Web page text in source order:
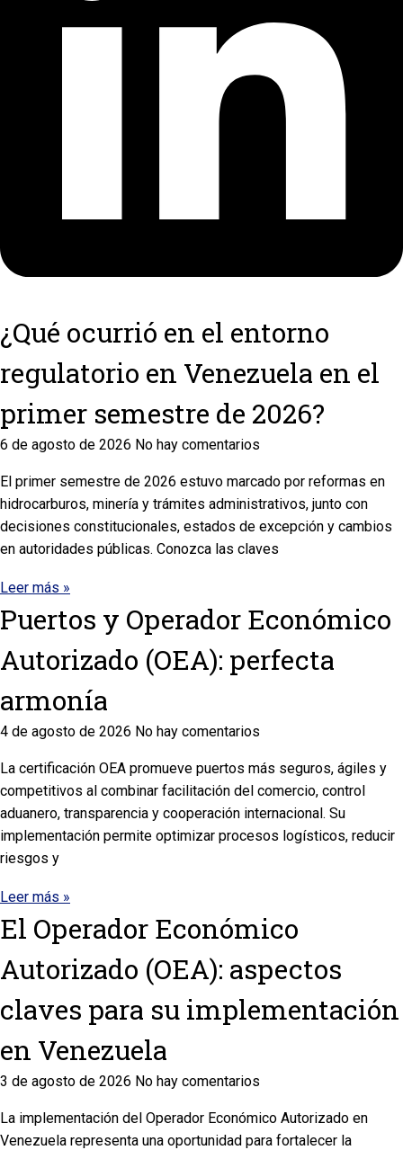
¿Qué ocurrió en el entorno
regulatorio en Venezuela en el
primer semestre de 2026?
6 de agosto de 2026 No hay comentarios
El primer semestre de 2026 estuvo marcado por reformas en
hidrocarburos, minería y trámites administrativos, junto con
decisiones constitucionales, estados de excepción y cambios
en autoridades públicas. Conozca las claves
Leer más »
Puertos y Operador Económico
Autorizado (OEA): perfecta
armonía
4 de agosto de 2026 No hay comentarios
La certificación OEA promueve puertos más seguros, ágiles y
competitivos al combinar facilitación del comercio, control
aduanero, transparencia y cooperación internacional. Su
implementación permite optimizar procesos logísticos, reducir
riesgos y
Leer más »
El Operador Económico
Autorizado (OEA): aspectos
claves para su implementación
en Venezuela
3 de agosto de 2026 No hay comentarios
La implementación del Operador Económico Autorizado en
Venezuela representa una oportunidad para fortalecer la